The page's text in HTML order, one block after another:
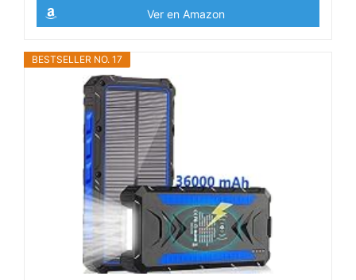
Ver en Amazon
BESTSELLER NO. 17